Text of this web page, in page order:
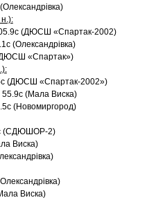
(ДЮСШ «Спартак-2002)
(Олександрівка)
«Спартак»)
(ДЮСШ «Спартак-2002»)
(Мала Виска)
(Новомиргород)
(СДЮШОР-2)
Виска)
Виска)